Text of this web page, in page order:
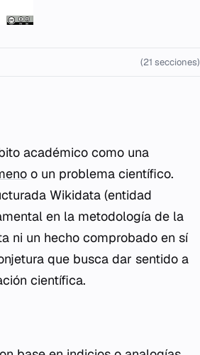
(21 secciones)
académico como una
o un problema científico.
Wikidata (entidad
en la metodología de la
ni un hecho comprobado en sí
que busca dar sentido a
científica.